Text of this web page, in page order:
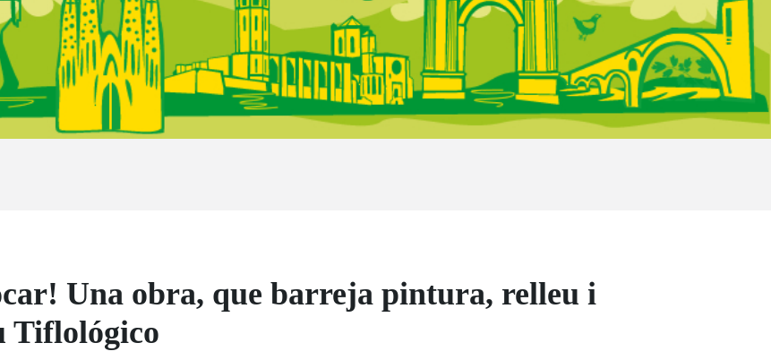
Una obra, que barreja pintura, relleu i
Tiflológico